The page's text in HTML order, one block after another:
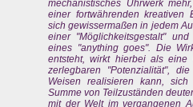
mechanistisches Uhrwerk
einer fortwährenden kreativen
sich gewissermaßen in jedem
einer "Möglichkeitsgestalt"
eines "anything goes". Die
entsteht, wirkt hierbei als
zerlegbaren "Potenzialität",
Weisen realisieren kann,
Summe von Teilzuständen
mit der Welt im vergangenen